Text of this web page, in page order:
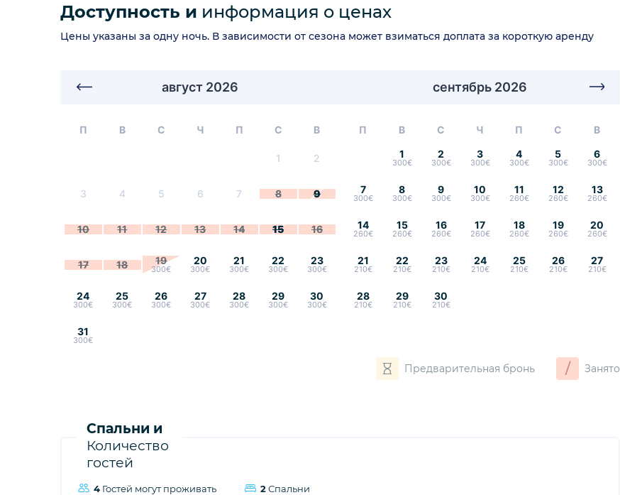
Доступность и информация о ценах
Цены указаны за одну ночь. В зависимости от сезона может взиматься доплата за короткую аренду
август 2026
П В С Ч П С В
1 2
3 4 5 6 7 8 9
10 11 12 13 14 15 16
17 18 19
300€
20
300€
21
300€
22
300€
23
300€
24
300€
25
300€
26
300€
27
300€
28
300€
29
300€
30
300€
31
300€
сентябрь 2026
П В С Ч П С В
1
300€
2
300€
3
300€
4
300€
5
300€
6
300€
7
300€
8
300€
9
300€
10
300€
11
260€
12
260€
13
260€
14
260€
15
260€
16
260€
17
260€
18
260€
19
260€
20
260€
21
210€
22
210€
23
210€
24
210€
25
210€
26
210€
27
210€
28
210€
29
210€
30
210€
Предварительная бронь / Занято
Спальни и
Количество
гостей
4 Гостей могут проживать 2Спальни